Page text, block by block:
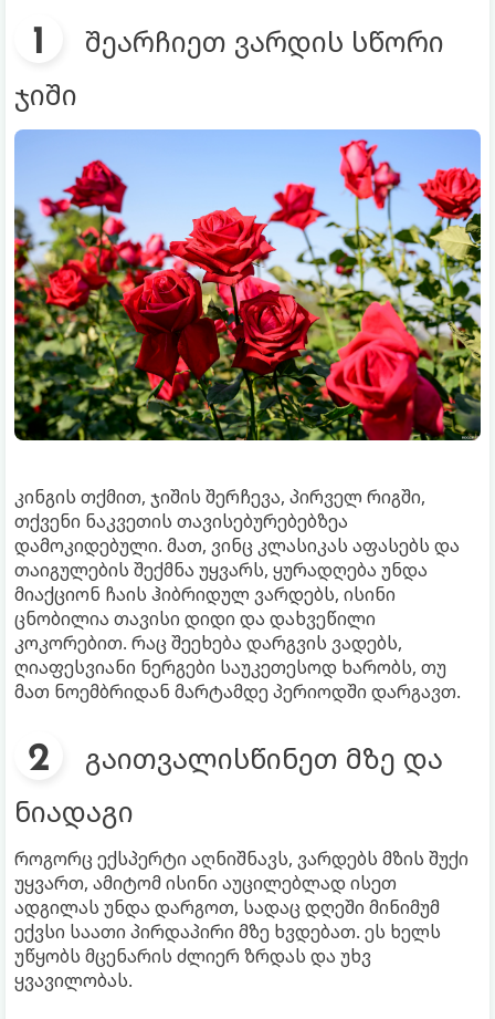
შეარჩიეთ ვარდის სწორი
ჯიში
კინგის თქმით, ჯიშის შერჩევა, პირველ რიგში,
თქვენი ნაკვეთის თავისებურებებზეა
დამოკიდებული. მათ, ვინც კლასიკას აფასებს და
თაიგულების შექმნა უყვარს, ყურადღება უნდა
მიაქციონ ჩაის ჰიბრიდულ ვარდებს, ისინი
ცნობილია თავისი დიდი და დახვეწილი
კოკორებით. რაც შეეხება დარგვის ვადებს,
ღიაფესვიანი ნერგები საუკეთესოდ ხარობს, თუ
მათ ნოემბრიდან მარტამდე პერიოდში დარგავთ.
გაითვალისწინეთ მზე და
ნიადაგი
როგორც ექსპერტი აღნიშნავს, ვარდებს მზის შუქი
უყვართ, ამიტომ ისინი აუცილებლად ისეთ
ადგილას უნდა დარგოთ, სადაც დღეში მინიმუმ
ექვსი საათი პირდაპირი მზე ხვდებათ. ეს ხელს
უწყობს მცენარის ძლიერ ზრდას და უხვ
ყვავილობას.